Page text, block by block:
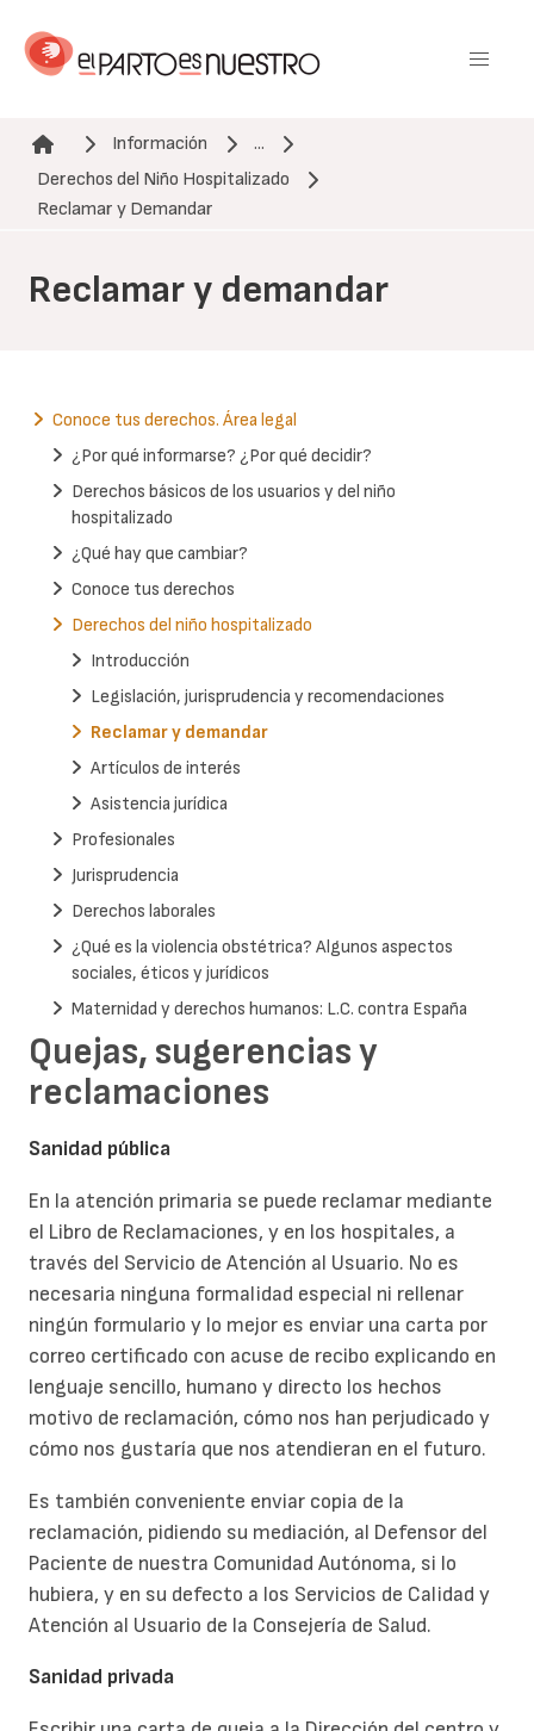
contenido
Ruta de navegación
Información
...
Derechos del Niño Hospitalizado
Reclamar y Demandar
Reclamar y demandar
Quejas, sugerencias y
reclamaciones
Sanidad pública
En la atención primaria se puede reclamar mediante
el Libro de Reclamaciones, y en los hospitales, a
través del Servicio de Atención al Usuario. No es
necesaria ninguna formalidad especial ni rellenar
ningún formulario y lo mejor es enviar una carta por
correo certificado con acuse de recibo explicando en
lenguaje sencillo, humano y directo los hechos
motivo de reclamación, cómo nos han perjudicado y
cómo nos gustaría que nos atendieran en el futuro.
Es también conveniente enviar copia de la
reclamación, pidiendo su mediación, al Defensor del
Paciente de nuestra Comunidad Autónoma, si lo
hubiera, y en su defecto a los Servicios de Calidad y
Atención al Usuario de la Consejería de Salud.
Sanidad privada
Conoce tus derechos. Área legal
¿Por qué informarse? ¿Por qué decidir?
Derechos básicos de los usuarios y del niño
hospitalizado
¿Qué hay que cambiar?
Conoce tus derechos
Derechos del niño hospitalizado
Introducción
Legislación, jurisprudencia y recomendaciones
Reclamar y demandar
Artículos de interés
Asistencia jurídica
Profesionales
Jurisprudencia
Derechos laborales
¿Qué es la violencia obstétrica? Algunos aspectos
sociales, éticos y jurídicos
Maternidad y derechos humanos: L.C. contra España